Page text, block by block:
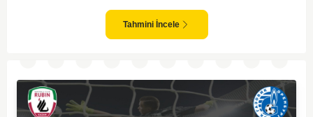
oyunundaki etkisi birlikte düşünüldüğünde, maçın dengede geçmesi
olasıdır. İki takımın da gol atma potansiyeli yüksek olduğu için karşılıklı
Tahmini İncele